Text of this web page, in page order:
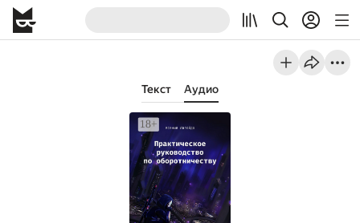
Текст Аудио